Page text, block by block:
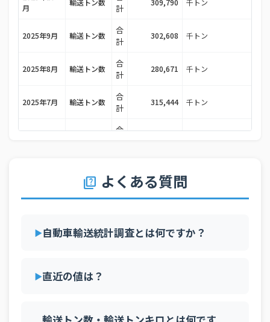
月
輸送トン数
計
309,790 千トン
2025年9月 輸送トン数
合
計
302,608 千トン
2025年8月 輸送トン数
合
計
280,671 千トン
2025年7月 輸送トン数
合
計
315,444 千トン
合
計
2025年4月 輸送トン数
合
304,841 千トン
2025年3月 輸送トン数
合
計
317,790 千トン
quiz よくある質問
自動車輸送統計調査とは何ですか？
直近の値は？